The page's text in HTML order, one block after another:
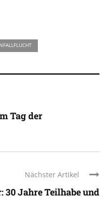
Tag der
Nächster Artikel
30 Jahre Teilhabe und